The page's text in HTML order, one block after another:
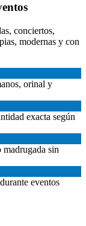
conciertos,
modernas y con
orinal y
exacta según
sin
eventos